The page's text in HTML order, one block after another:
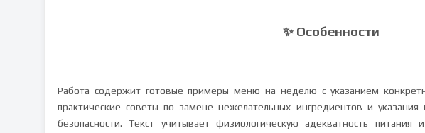
✨ Особенности
Работа содержит готовые примеры меню на неделю с указанием
практические советы по замене нежелательных ингредиентов и
безопасности. Текст учитывает физиологическую адекватность